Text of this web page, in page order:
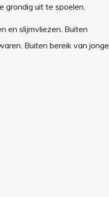
grondig uit te spoelen.
en slijmvliezen. Buiten
Buiten bereik van jonge